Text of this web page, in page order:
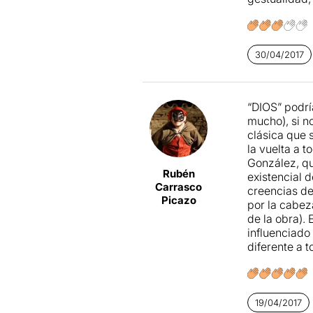
30/04/2017
Rubén
Carrasco
Picazo
“DIOS”
mucho), si
clásica que
la vuelta a
González,
existencial
creencias
por la
de la obra).
influenciado
diferente a
19/04/2017